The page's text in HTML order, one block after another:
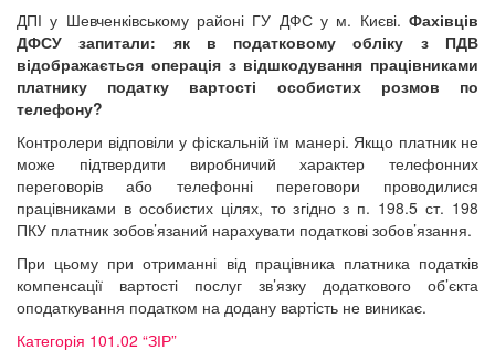
ДПІ у Шевченківському районі ГУ ДФС у м. Києві. Фахівців
ДФСУ запитали:
як в податковому обліку з ПДВ
відображається операція з відшкодування працівниками
платнику податку вартості особистих розмов по
телефону?
Контролери відповіли у фіскальній їм манері. Якщо платник не
може підтвердити виробничий характер телефонних
переговорів або телефонні переговори проводилися
працівниками в особистих цілях, то згідно з п. 198.5 ст. 198
ПКУ платник зобов’язаний нарахувати податкові зобов’язання.
При цьому при отриманні від працівника платника податків
компенсації вартості послуг зв’язку додаткового об’єкта
оподаткування податком на додану вартість не виникає.
Категорія 101.02 “ЗІР”